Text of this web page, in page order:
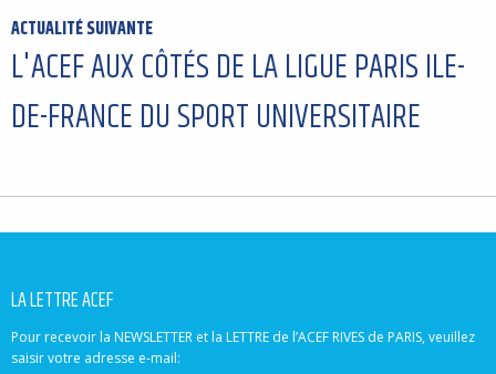
ACTUALITÉ SUIVANTE
L'ACEF AUX CÔTÉS DE LA LIGUE PARIS ILE-
DE-FRANCE DU SPORT UNIVERSITAIRE
LA LETTRE ACEF
Pour recevoir la NEWSLETTER et la LETTRE de l’ACEF RIVES de PARIS, veuillez
saisir votre adresse e-mail: